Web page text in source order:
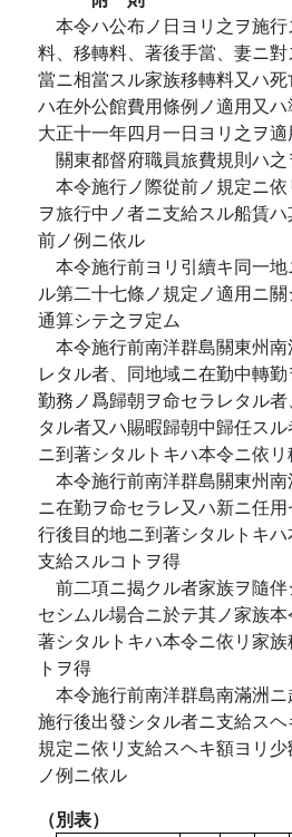
本令ハ公布ノ日ヨリ之ヲ施
料、移轉料、著後手當、妻ニ
當ニ相當スル家族移轉料又ハ
ハ在外公館費用條例ノ適用又
大正十一年四月一日ヨリ之ヲ適
關東都督府職員旅費規則ハ之
本令施行ノ際從前ノ規定ニ
ヲ旅行中ノ者ニ支給スル船賃
前ノ例ニ依ル
本令施行前ヨリ引續キ同一
ル第二十七條ノ規定ノ適用ニ
通算シテ之ヲ定ム
本令施行前南洋群島關東州
レタル者、同地域ニ在勤中轉
勤務ノ爲歸朝ヲ命セラレタル
タル者又ハ賜暇歸朝中歸任ス
ニ到著シタルトキハ本令ニ依
本令施行前南洋群島關東州
ニ在勤ヲ命セラレ又ハ新ニ任
行後目的地ニ到著シタルトキ
支給スルコトヲ得
前二項ニ揭クル者家族ヲ隨
セシムル場合ニ於テ其ノ家族
著シタルトキハ本令ニ依リ家
トヲ得
本令施行前南洋群島南滿洲
施行後出發シタル者ニ支給ス
規定ニ依リ支給スヘキ額ヨリ
ノ例ニ依ル
（別表）